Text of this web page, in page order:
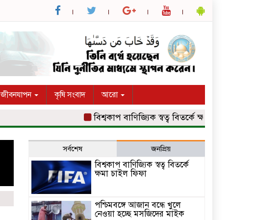
জীবনযাপন কৃষি সংবাদ আরো
বিশ্বকাপ বাণিজ্যিক স্বত্ব বিতর্কে ক্ষমা চাইল ফিফা
সর্বশেষ জনপ্রিয়
বিশ্বকাপ বাণিজ্যিক স্বত্ব বিতর্কে
ক্ষমা চাইল ফিফা
পশ্চিমবঙ্গে আজান বন্ধে খুলে
নেওয়া হচ্ছে মসজিদের মাইক